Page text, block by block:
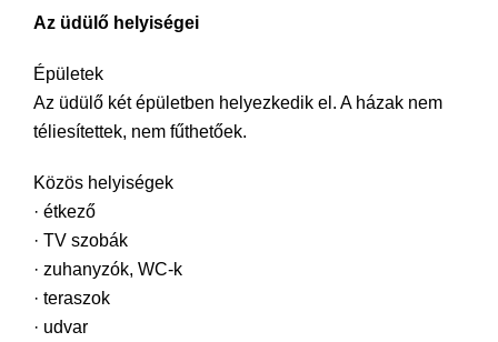
Az üdülő helyiségei
Épületek
Az üdülő két épületben helyezkedik el. A házak nem
téliesítettek, nem fűthetőek.
Közös helyiségek
· étkező
· TV szobák
· zuhanyzók, WC-k
· teraszok
· udvar